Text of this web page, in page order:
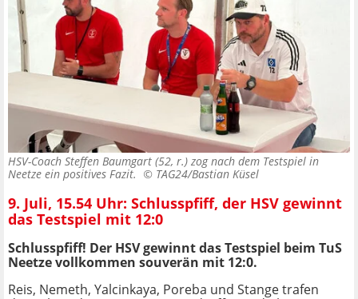
HSV-Coach Steffen Baumgart (52, r.) zog nach dem Testspiel in
Neetze ein positives Fazit. © TAG24/Bastian Küsel
9. Juli, 15.54 Uhr: Schlusspfiff, der HSV gewinnt
das Testspiel mit 12:0
Schlusspfiff! Der HSV gewinnt das Testspiel beim TuS
Neetze vollkommen souverän mit 12:0.
Reis, Nemeth, Yalcinkaya, Poreba und Stange trafen